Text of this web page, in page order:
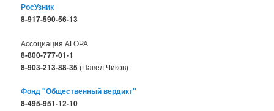
РосУзник
8-917-590-56-13
Ассоциация АГОРА
8-800-777-01-1
8-903-213-88-35 (Павел Чиков)
Фонд "Общественный вердикт"
8-495-951-12-10